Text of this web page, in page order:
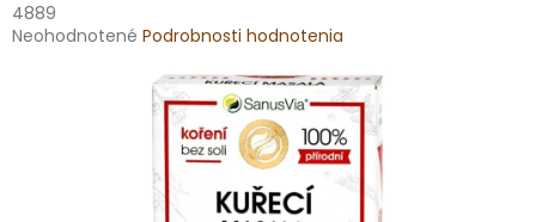
4889
Priemerné
Neohodnotené Podrobnosti hodnotenia